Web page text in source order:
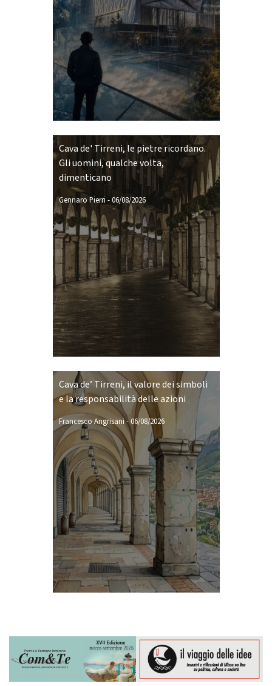
Cava de' Tirreni, le pietre ricordano.
Gli uomini, qualche volta,
dimenticano
Gennaro Pierri -06/08/2026
Cava de’ Tirreni, il valore dei simboli
e la responsabilità delle azioni
Francesco Angrisani-06/08/2026